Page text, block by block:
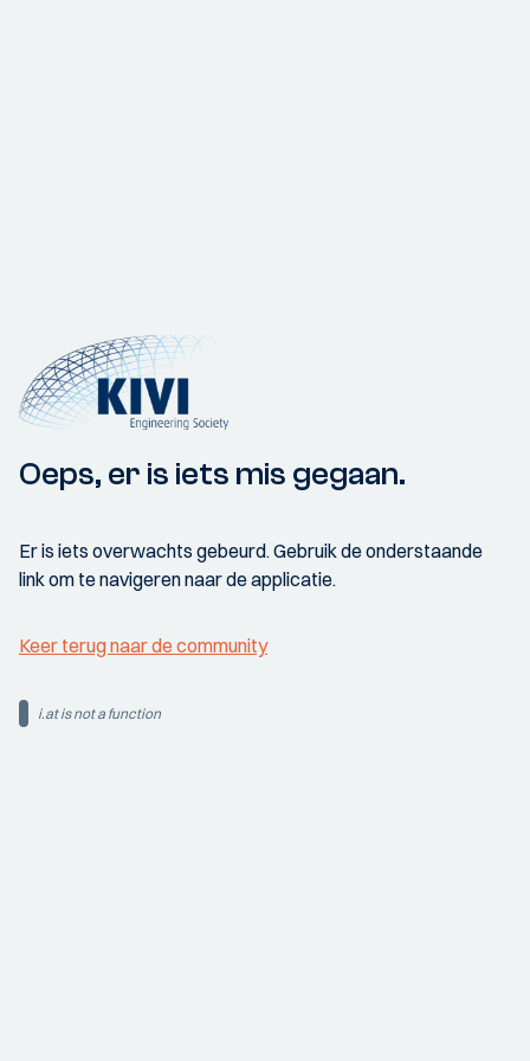
Oeps, er is iets mis gegaan.
Er is iets overwachts gebeurd. Gebruik de onderstaande
link om te navigeren naar de applicatie.
Keer terug naar de community
i.at is not a function